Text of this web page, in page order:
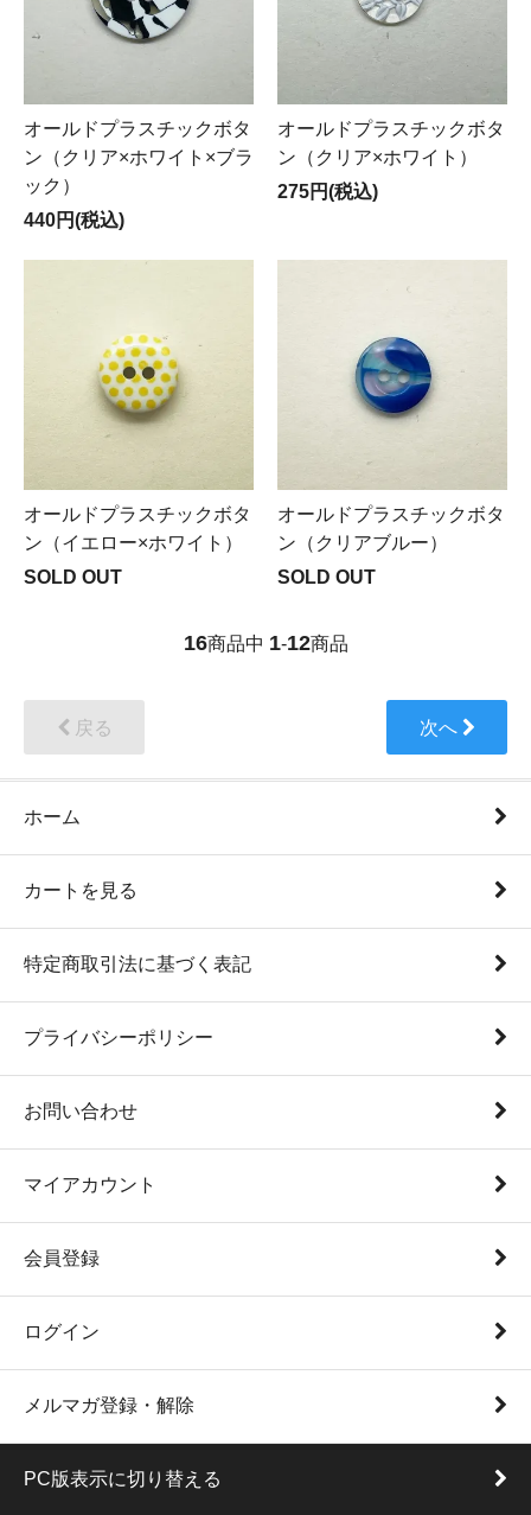
オールドプラスチックボタ
ン（クリア×ホワイト×ブラ
ック）
440円(税込)
オールドプラスチックボタ
ン（クリア×ホワイト）
275円(税込)
オールドプラスチックボタ
ン（イエロー×ホワイト）
SOLD OUT
オールドプラスチックボタ
ン（クリアブルー）
SOLD OUT
16商品中 1-12商品
戻る 次へ
ホーム
カートを見る
特定商取引法に基づく表記
プライバシーポリシー
お問い合わせ
マイアカウント
会員登録
ログイン
メルマガ登録・解除
PC版表示に切り替える